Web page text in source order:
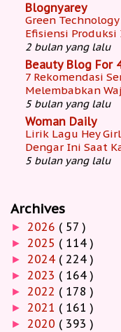
Blognyarey
Green
Efisiensi
2 bulan yang lalu
Beauty Blog For
7 Rekomendasi
Melembabkan
5 bulan yang lalu
Woman Daily
Lirik Lagu Hey
Dengar Ini Saat
5 bulan yang lalu
Archives
► 2026 ( 57 )
► 2025 ( 114 )
► 2024 ( 224 )
► 2023 ( 164 )
► 2022 ( 178 )
► 2021 ( 161 )
► 2020 ( 393 )